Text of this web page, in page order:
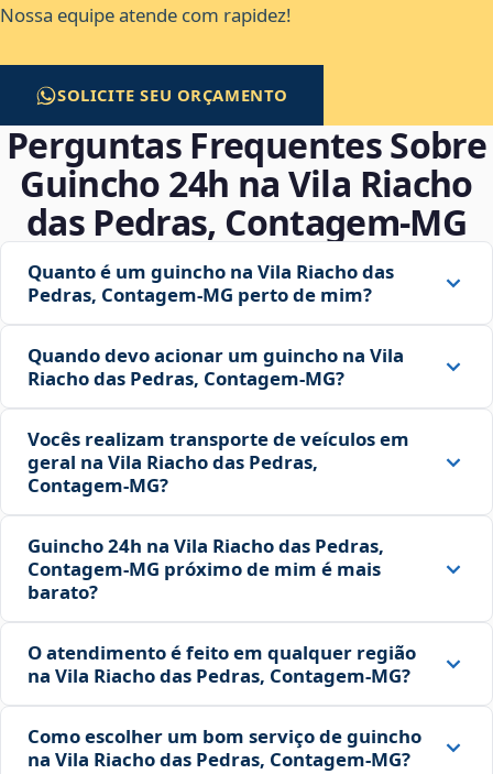
Nossa equipe atende com rapidez!
SOLICITE SEU ORÇAMENTO
Perguntas Frequentes Sobre
Guincho 24h na Vila Riacho
das Pedras, Contagem‑MG
Quanto é um guincho na Vila Riacho das
Pedras, Contagem‑MG perto de mim?
Quando devo acionar um guincho na Vila
Riacho das Pedras, Contagem‑MG?
Vocês realizam transporte de veículos em
geral na Vila Riacho das Pedras,
Contagem‑MG?
Guincho 24h na Vila Riacho das Pedras,
Contagem‑MG próximo de mim é mais
barato?
O atendimento é feito em qualquer região
na Vila Riacho das Pedras, Contagem‑MG?
Como escolher um bom serviço de guincho
na Vila Riacho das Pedras, Contagem‑MG?